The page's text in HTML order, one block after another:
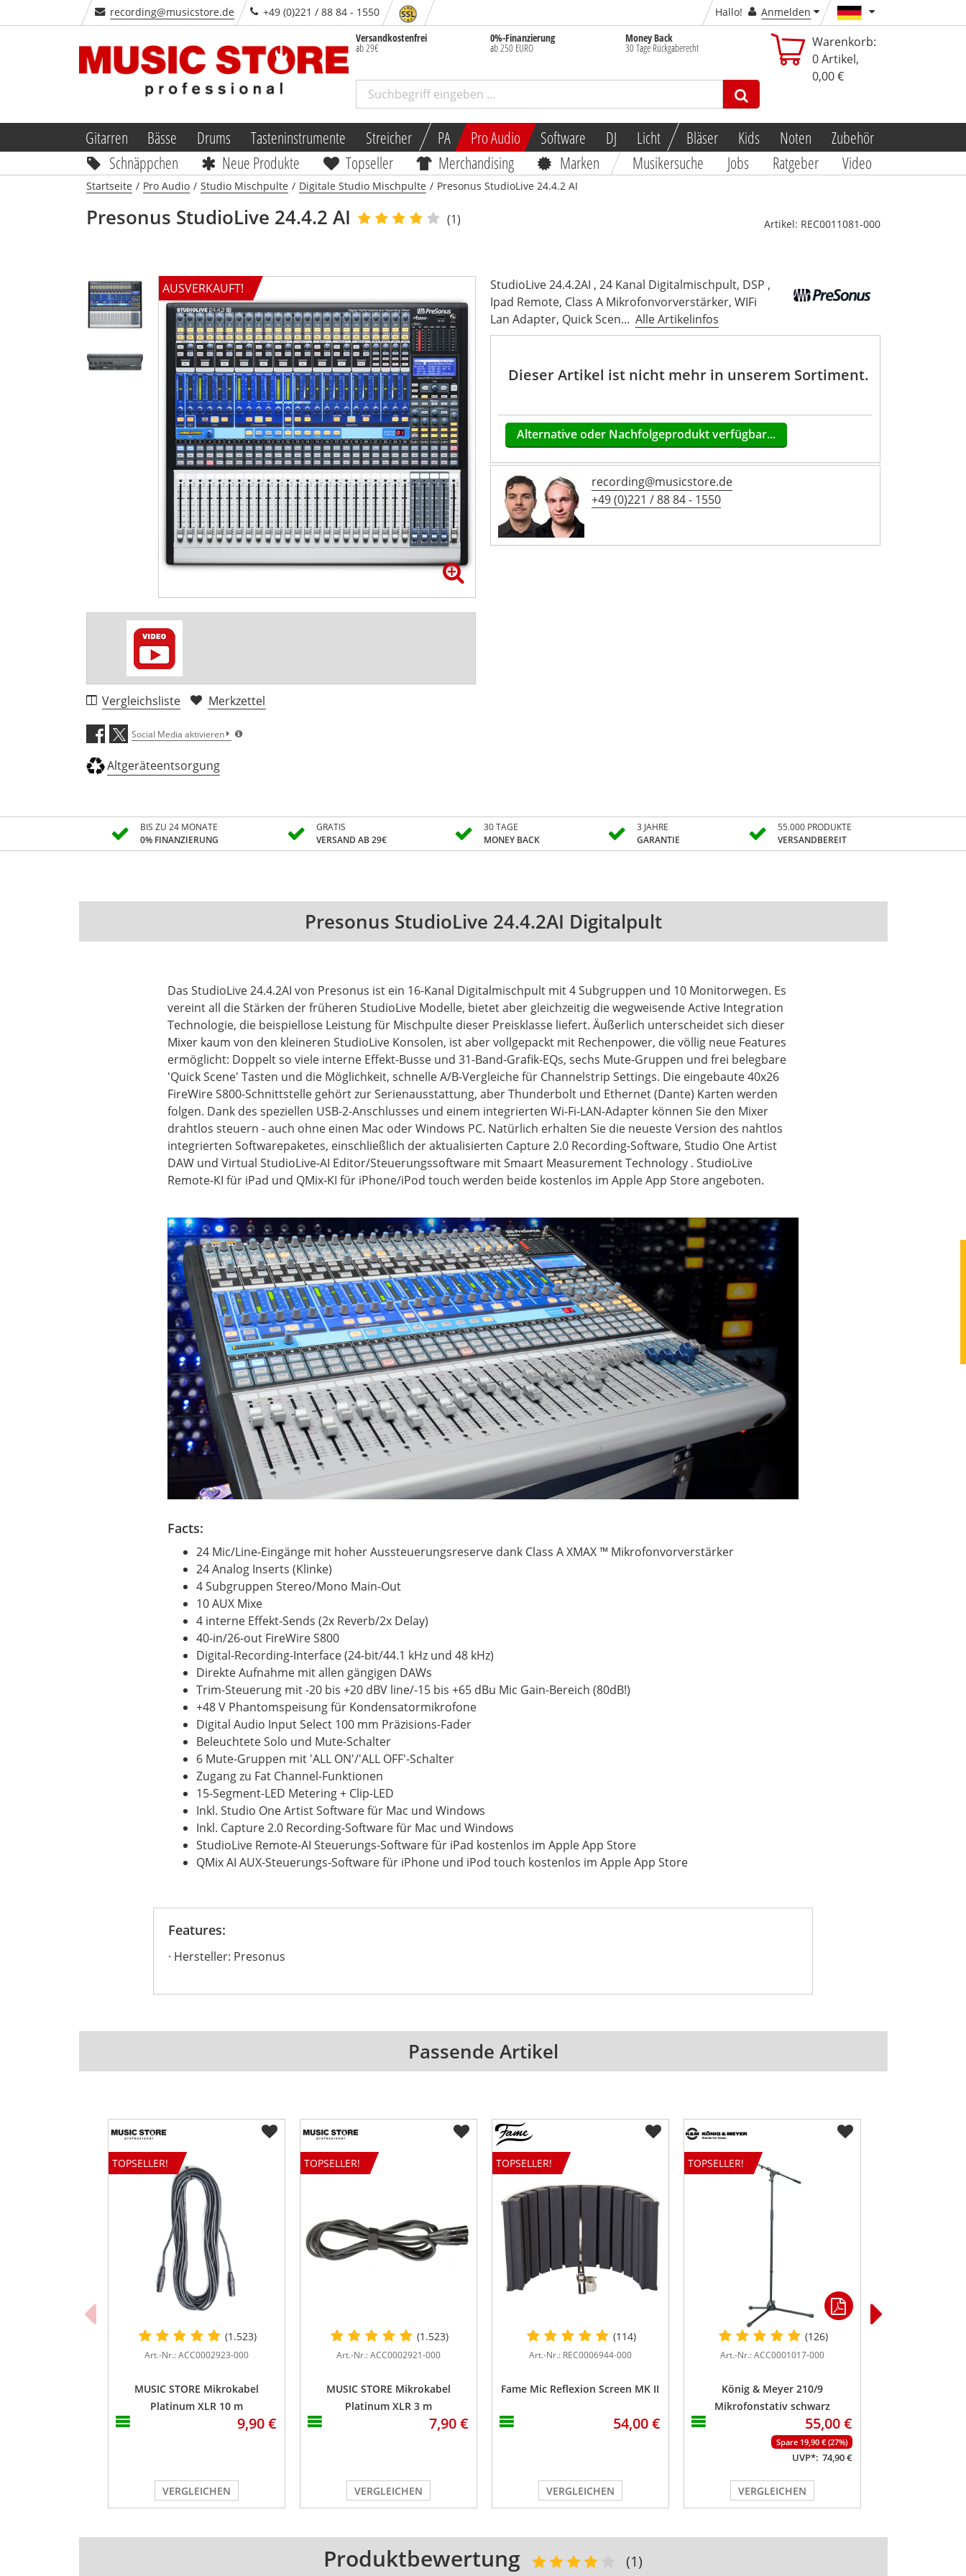
recording@musicstore.de +49 (0)221 / 88 84 - 1550 Hallo!
Anmelden
Versandkostenfrei
ab 29€
0%-Finanzierung
ab 250 EURO
Money Back
30 Tage Rückgaberecht
Warenkorb:
0 Artikel,
0,00 €
Gitarren Bässe Drums Tasteninstrumente Streicher PA Pro Audio Software DJ Licht Bläser Kids Noten
Zubehör
Schnäppchen
Neue Produkte Topseller Merchandising Marken Musikersuche Jobs Ratgeber Video
Startseite / Pro Audio / Studio Mischpulte / Digitale Studio Mischpulte / Presonus StudioLive 24.4.2 AI
Presonus StudioLive 24.4.2 AI (1) Artikel: REC0011081-000
AUSVERKAUFT!
Vergleichsliste Merkzettel
Social Media aktivieren
Altgeräteentsorgung
StudioLive 24.4.2AI , 24 Kanal Digitalmischpult, DSP ,
Ipad Remote, Class A Mikrofonvorverstärker, WIFi
Lan Adapter, Quick Scen... Alle Artikelinfos
Dieser Artikel ist nicht mehr in unserem Sortiment.
Alternative oder Nachfolgeprodukt verfügbar...
recording@musicstore.de
+49 (0)221 / 88 84 - 1550
BIS ZU 24 MONATE
0% FINANZIERUNG
GRATIS
VERSAND AB 29€
30 TAGE
MONEY BACK
3 JAHRE
GARANTIE
55.000 PRODUKTE
VERSANDBEREIT
Presonus StudioLive 24.4.2AI Digitalpult
Das StudioLive 24.4.2AI von Presonus ist ein 16-Kanal Digitalmischpult mit 4 Subgruppen und 10 Monitorwegen. Es
vereint all die Stärken der früheren StudioLive Modelle, bietet aber gleichzeitig die wegweisende Active Integration
Technologie, die beispiellose Leistung für Mischpulte dieser Preisklasse liefert. Äußerlich unterscheidet sich dieser
Mixer kaum von den kleineren StudioLive Konsolen, ist aber vollgepackt mit Rechenpower, die völlig neue Features
ermöglicht: Doppelt so viele interne Effekt-Busse und 31-Band-Grafik-EQs, sechs Mute-Gruppen und frei belegbare
'Quick Scene' Tasten und die Möglichkeit, schnelle A/B-Vergleiche für Channelstrip Settings. Die eingebaute 40x26
FireWire S800-Schnittstelle gehört zur Serienausstattung, aber Thunderbolt und Ethernet (Dante) Karten werden
folgen. Dank des speziellen USB-2-Anschlusses und einem integrierten Wi-Fi-LAN-Adapter können Sie den Mixer
drahtlos steuern - auch ohne einen Mac oder Windows PC. Natürlich erhalten Sie die neueste Version des nahtlos
integrierten Softwarepaketes, einschließlich der aktualisierten Capture 2.0 Recording-Software, Studio One Artist
DAW und Virtual StudioLive-AI Editor/Steuerungssoftware mit Smaart Measurement Technology . StudioLive
Remote-KI für iPad und QMix-KI für iPhone/iPod touch werden beide kostenlos im Apple App Store angeboten.
Facts:
24 Mic/Line-Eingänge mit hoher Aussteuerungsreserve dank Class A XMAX ™ Mikrofonvorverstärker
24 Analog Inserts (Klinke)
4 Subgruppen Stereo/Mono Main-Out
10 AUX Mixe
4 interne Effekt-Sends (2x Reverb/2x Delay)
40-in/26-out FireWire S800
Digital-Recording-Interface (24-bit/44.1 kHz und 48 kHz)
Direkte Aufnahme mit allen gängigen DAWs
Trim-Steuerung mit -20 bis +20 dBV line/-15 bis +65 dBu Mic Gain-Bereich (80dB!)
+48 V Phantomspeisung für Kondensatormikrofone
Digital Audio Input Select 100 mm Präzisions-Fader
Beleuchtete Solo und Mute-Schalter
6 Mute-Gruppen mit 'ALL ON'/'ALL OFF'-Schalter
Zugang zu Fat Channel-Funktionen
15-Segment-LED Metering + Clip-LED
Inkl. Studio One Artist Software für Mac und Windows
Inkl. Capture 2.0 Recording-Software für Mac und Windows
StudioLive Remote-AI Steuerungs-Software für iPad kostenlos im Apple App Store
QMix AI AUX-Steuerungs-Software für iPhone und iPod touch kostenlos im Apple App Store
Features:
Hersteller: Presonus
Passende Artikel
TOPSELLER!
(1.523)
Art.-Nr.: ACC0002923-000
MUSIC STORE Mikrokabel
Platinum XLR 10 m
9,90 €
VERGLEICHEN
TOPSELLER!
(1.523)
Art.-Nr.: ACC0002921-000
MUSIC STORE Mikrokabel
Platinum XLR 3 m
7,90 €
VERGLEICHEN
TOPSELLER!
(114)
Art.-Nr.: REC0006944-000
Fame Mic Reflexion Screen MK II
54,00 €
VERGLEICHEN
TOPSELLER!
(126)
Art.-Nr.: ACC0001017-000
König & Meyer 210/9
Mikrofonstativ schwarz
55,00 €
Spare 19,90 € (27%)
UVP*: 74,90 €
VERGLEICHEN
Produktbewertung (1)